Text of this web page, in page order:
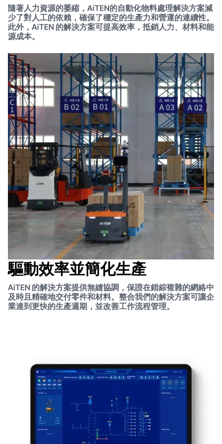
隨著人力資源的萎縮，AiTEN的自動化物料處理解決方案減
少了對人工的依賴，確保了穩定的生產力和營運的連續性。
此外，AiTEN 的解決方案可提高效率，抵銷人力、材料和能
源成本。
驅動效率並簡化生產
AiTEN 的解決方案提供無縫協調，保證在錯綜複雜的網絡中
及時且精確地交付零件和材料。整合我們的解決方案可讓企
業達到更快的生產週期，並改善工作流程管理。